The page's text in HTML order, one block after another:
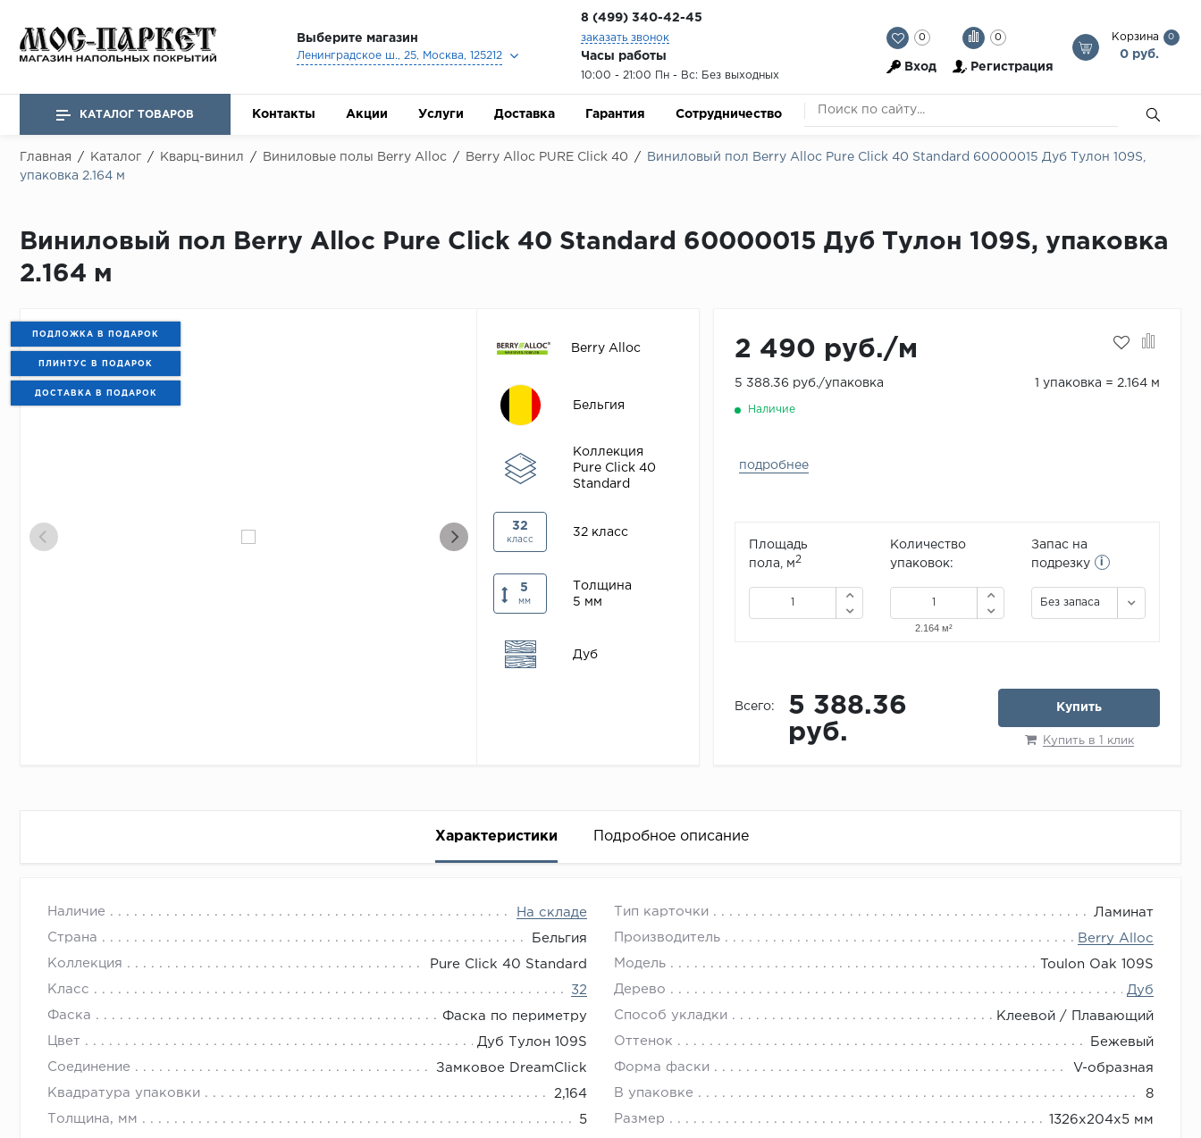
Выберите магазин
Ленинградское ш., 25, Москва, 125212
8 (499) 340-42-45
заказать звонок
Часы работы
10:00 - 21:00 Пн - Вс: Без выходных
0 0
Вход Регистрация
Корзина 0
0 руб.
КАТАЛОГ ТОВАРОВ Контакты Акции Услуги Доставка Гарантия Сотрудничество
Главная / Каталог / Кварц-винил / Виниловые полы Berry Alloc / Berry Alloc PURE Click 40 /
Виниловый пол Berry Alloc Pure Click 40 Standard 60000015 Дуб Тулон 109S,
упаковка 2.164 м
Виниловый пол Berry Alloc Pure Click 40 Standard 60000015 Дуб Тулон 109S, упаковка
2.164 м
ПОДЛОЖКА В ПОДАРОК
ПЛИНТУС В ПОДАРОК
ДОСТАВКА В ПОДАРОК
Berry Alloc
Бельгия
Коллекция
Pure Click 40
Standard
32
класс
32 класс
5
мм
Толщина
5 мм
Дуб
2 490 руб./м
5 388.36 руб./упаковка 1 упаковка = 2.164 м
Наличие
подробнее
Площадь
пола, м 2
Количество
упаковок:
Запас на
подрезку
i
Без запаса
Всего:
5 388.36
руб.
Купить
Купить в 1 клик
Характеристики Подробное описание
Наличие На складе Тип карточки Ламинат
Страна Бельгия Производитель Berry Alloc
Коллекция Pure Click 40 Standard Модель Toulon Oak 109S
Класс 32 Дерево Дуб
Фаска Фаска по периметру Способ укладки Клеевой / Плавающий
Цвет Дуб Тулон 109S Оттенок Бежевый
Соединение Замковое DreamClick Форма фаски V-образная
Квадратура упаковки 2,164 В упаковке 8
Толщина, мм 5 Размер 1326х204х5 мм